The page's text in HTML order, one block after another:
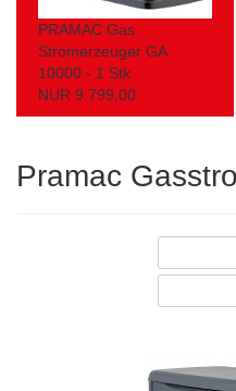
PRAMAC Gas
Stromerzeuger GA
10000 - 1 Stk
NUR 9.799,00
Pramac